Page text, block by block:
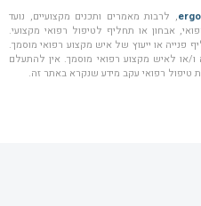
, לרבות מאמרים ותכנים מקצועיים, נועד
אבחון או תחליף לטיפול רפואי מקצועי.
פנייה או ייעוץ של איש מקצוע רפואי מוסמך.
או לאיש מקצוע רפואי מוסמך. אין להתעלם
טיפול רפואי עקב מידע שנקרא באתר זה.